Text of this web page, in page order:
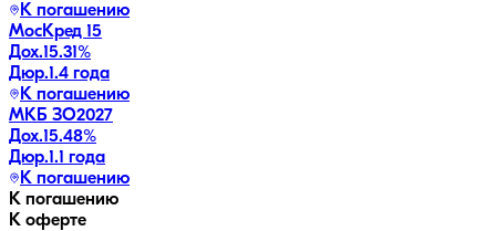
К погашению
МосКред 15
Дох.15.31%
Дюр.1.4 года
К погашению
МКБ ЗО2027
Дох.15.48%
Дюр.1.1 года
К погашению
К погашению
К оферте